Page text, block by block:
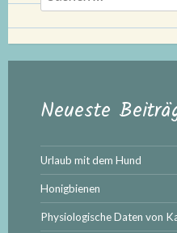
nach:
Neueste
Urlaub mit dem Hund
Honigbienen
Physiologische Daten von